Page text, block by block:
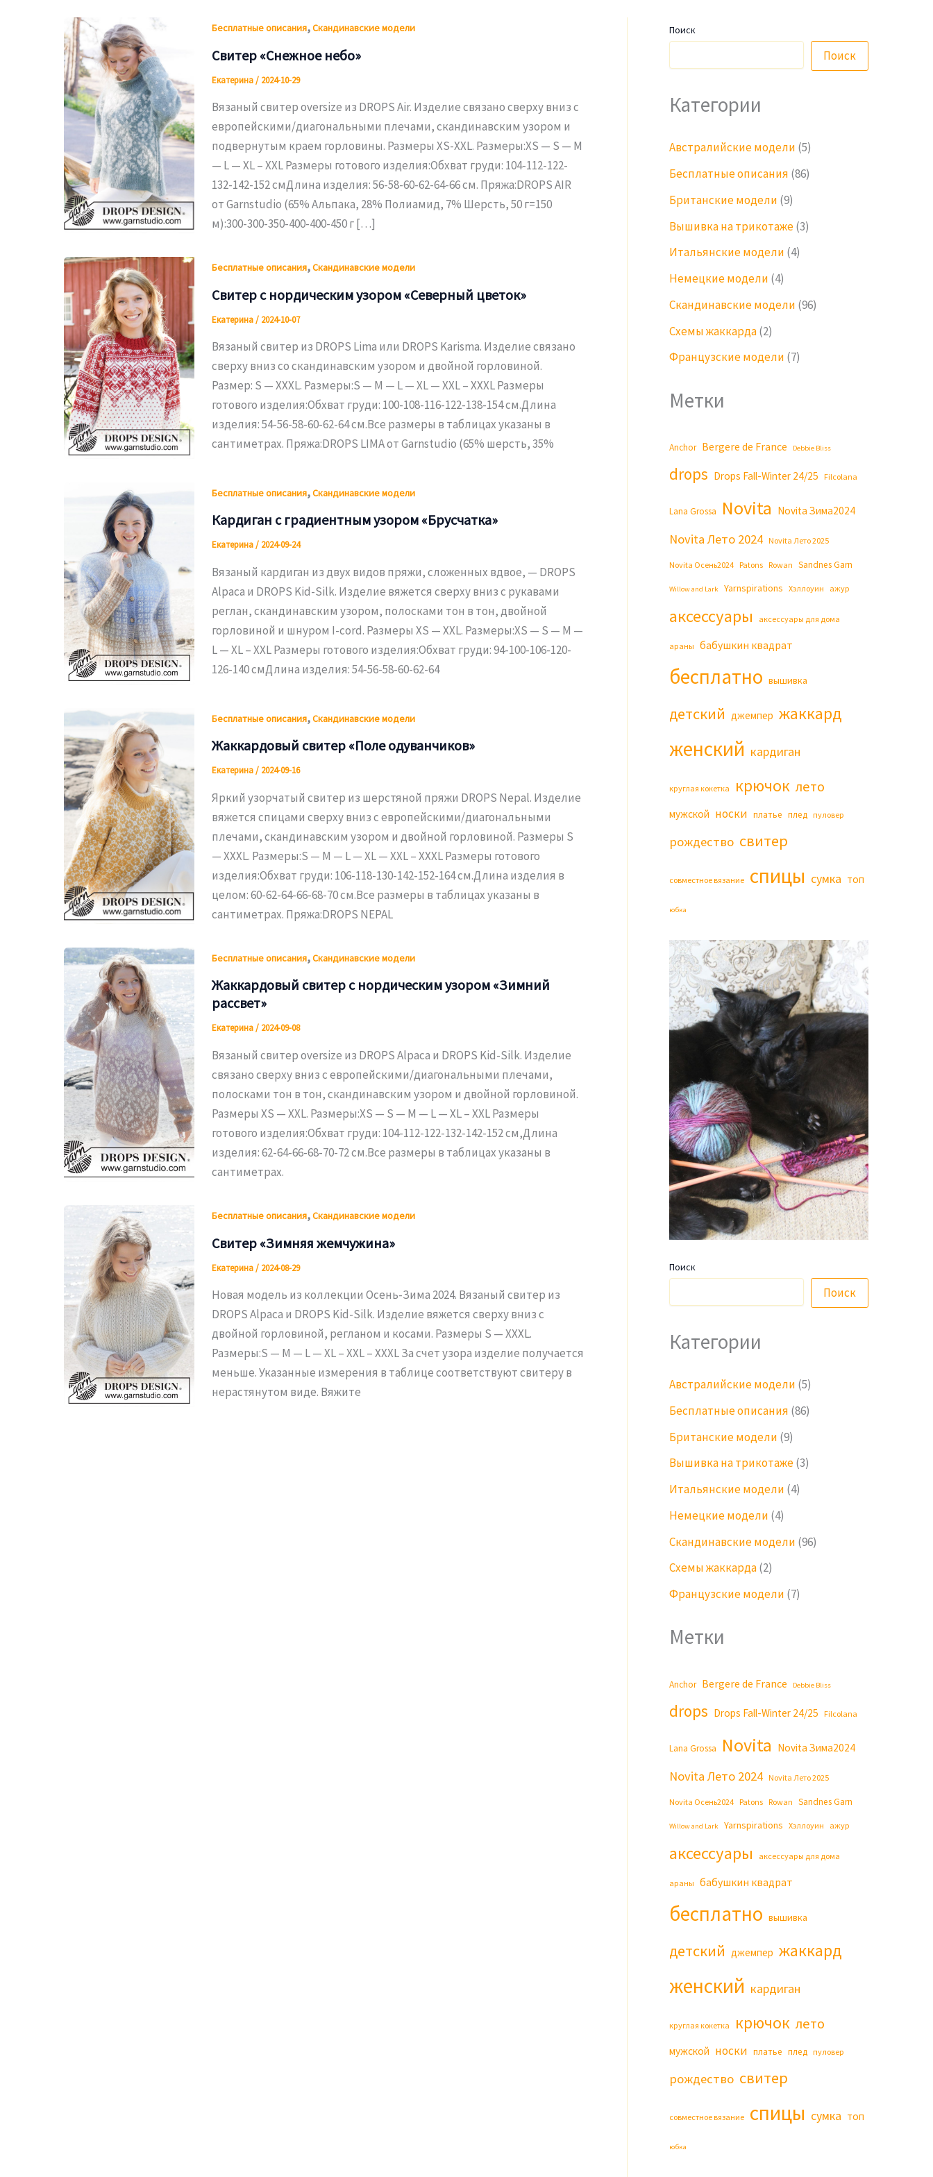
Бесплатные описания,Скандинавские модели
Свитер «Снежное небо»
Екатерина/ 2024-10-29
Вязаный свитер oversize из DROPS Air. Изделие связано сверху вниз с
европейскими/диагональными плечами, скандинавским узором и
подвернутым краем горловины. Размеры XS-XXL. Размеры:XS — S — M
— L — XL – XXL Размеры готового изделия:Обхват груди: 104-112-122-
132-142-152 смДлина изделия: 56-58-60-62-64-66 см. Пряжа:DROPS AIR
от Garnstudio (65% Альпака, 28% Полиамид, 7% Шерсть, 50 г=150
м):300-300-350-400-400-450 г […]
Бесплатные описания,Скандинавские модели
Свитер с нордическим узором «Северный цветок»
Екатерина/ 2024-10-07
Вязаный свитер из DROPS Lima или DROPS Karisma. Изделие связано
сверху вниз со скандинавским узором и двойной горловиной.
Размер: S — XXXL. Размеры:S — M — L — XL — XXL – XXXL Размеры
готового изделия:Обхват груди: 100-108-116-122-138-154 см.Длина
изделия: 54-56-58-60-62-64 см.Все размеры в таблицах указаны в
сантиметрах. Пряжа:DROPS LIMA от Garnstudio (65% шерсть, 35%
Бесплатные описания,Скандинавские модели
Кардиган с градиентным узором «Брусчатка»
Екатерина/ 2024-09-24
Вязаный кардиган из двух видов пряжи, сложенных вдвое, — DROPS
Alpaca и DROPS Kid-Silk. Изделие вяжется сверху вниз с рукавами
реглан, скандинавским узором, полосками тон в тон, двойной
горловиной и шнуром I-cord. Размеры XS — XXL. Размеры:XS — S — M —
L — XL – XXL Размеры готового изделия:Обхват груди: 94-100-106-120-
126-140 смДлина изделия: 54-56-58-60-62-64
Бесплатные описания,Скандинавские модели
Жаккардовый свитер «Поле одуванчиков»
Екатерина/ 2024-09-16
Яркий узорчатый свитер из шерстяной пряжи DROPS Nepal. Изделие
вяжется спицами сверху вниз с европейскими/диагональными
плечами, скандинавским узором и двойной горловиной. Размеры S
— XXXL. Размеры:S — M — L — XL — XXL – XXXL Размеры готового
изделия:Обхват груди: 106-118-130-142-152-164 см.Длина изделия в
целом: 60-62-64-66-68-70 см.Все размеры в таблицах указаны в
сантиметрах. Пряжа:DROPS NEPAL
Бесплатные описания,Скандинавские модели
Жаккардовый свитер с нордическим узором «Зимний
рассвет»
Екатерина/ 2024-09-08
Вязаный свитер oversize из DROPS Alpaca и DROPS Kid-Silk. Изделие
связано сверху вниз с европейскими/диагональными плечами,
полосками тон в тон, скандинавским узором и двойной горловиной.
Размеры XS — XXL. Размеры:XS — S — M — L — XL – XXL Размеры
готового изделия:Обхват груди: 104-112-122-132-142-152 см,Длина
изделия: 62-64-66-68-70-72 см.Все размеры в таблицах указаны в
сантиметрах.
Бесплатные описания,Скандинавские модели
Свитер «Зимняя жемчужина»
Екатерина/ 2024-08-29
Новая модель из коллекции Осень-Зима 2024. Вязаный свитер из
DROPS Alpaca и DROPS Kid-Silk. Изделие вяжется сверху вниз с
двойной горловиной, регланом и косами. Размеры S — XXXL.
Размеры:S — M — L — XL – XXL – XXXL За счет узора изделие получается
меньше. Указанные измерения в таблице соответствуют свитеру в
нерастянутом виде. Вяжите
Поиск
Поиск
Категории
Австралийские модели (5)
Бесплатные описания (86)
Британские модели (9)
Вышивка на трикотаже(3)
Итальянские модели (4)
Немецкие модели (4)
Скандинавские модели (96)
Схемы жаккарда(2)
Французские модели (7)
Метки
Anchor Bergere de France Debbie Bliss
drops Drops Fall-Winter 24/25 Filcolana
Lana Grossa Novita Novita Зима2024
Novita Лето 2024 Novita Лето 2025
Novita Осень2024 Patons Rowan Sandnes Garn
Willow and Lark Yarnspirations Хэллоуин ажур
аксессуары аксессуары для дома
араны бабушкин квадрат
бесплатно вышивка
детский джемпер жаккард
женский кардиган
круглая кокетка крючок лето
мужской носки платье плед пуловер
рождество свитер
совместное вязание спицы сумка топ
юбка
Поиск
Поиск
Категории
Австралийские модели (5)
Бесплатные описания (86)
Британские модели (9)
Вышивка на трикотаже(3)
Итальянские модели (4)
Немецкие модели (4)
Скандинавские модели (96)
Схемы жаккарда(2)
Французские модели (7)
Метки
Anchor Bergere de France Debbie Bliss
drops Drops Fall-Winter 24/25 Filcolana
Lana Grossa Novita Novita Зима2024
Novita Лето 2024 Novita Лето 2025
Novita Осень2024 Patons Rowan Sandnes Garn
Willow and Lark Yarnspirations Хэллоуин ажур
аксессуары аксессуары для дома
араны бабушкин квадрат
бесплатно вышивка
детский джемпер жаккард
женский кардиган
круглая кокетка крючок лето
мужской носки платье плед пуловер
рождество свитер
совместное вязание спицы сумка топ
юбка